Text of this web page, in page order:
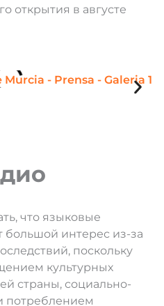
открытия в августе
что языковые
интерес из-за
поскольку
культурных
страны, социально-
потреблением